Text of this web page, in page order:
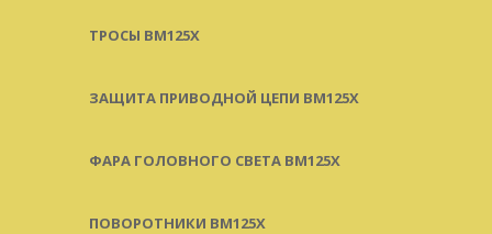
ТРОСЫ BM125X
ЗАЩИТА ПРИВОДНОЙ ЦЕПИ BM125X
ФАРА ГОЛОВНОГО СВЕТА BM125X
ПОВОРОТНИКИ BM125X